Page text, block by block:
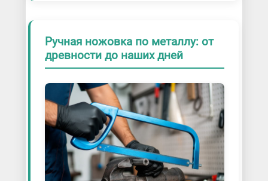
Ручная ножовка по металлу: от
древности до наших дней